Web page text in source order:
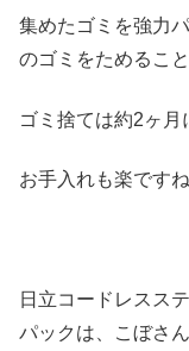
集めたゴミを強力
のゴミをためるこ
ゴミ捨ては約2ヶ月
お手入れも楽です
日立コードレスス
パックは、こぼさ